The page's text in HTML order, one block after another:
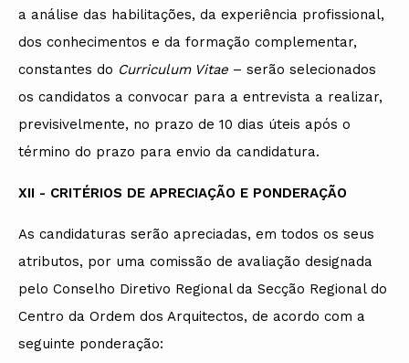
a análise das habilitações, da experiência profissional,
dos conhecimentos e da formação complementar,
constantes do Curriculum Vitae – serão selecionados
os candidatos a convocar para a entrevista a realizar,
previsivelmente, no prazo de 10 dias úteis após o
término do prazo para envio da candidatura.
XII - CRITÉRIOS DE APRECIAÇÃO E PONDERAÇÃO
As candidaturas serão apreciadas, em todos os seus
atributos, por uma comissão de avaliação designada
pelo Conselho Diretivo Regional da Secção Regional do
Centro da Ordem dos Arquitectos, de acordo com a
seguinte ponderação: